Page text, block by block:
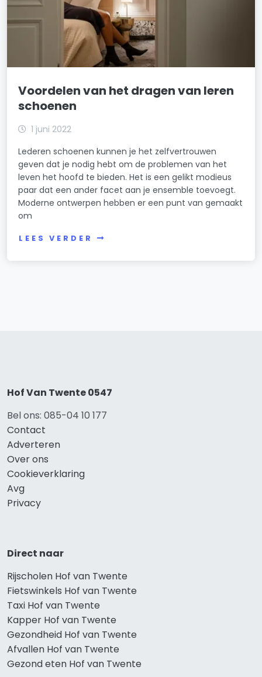
Voordelen van het dragen van leren
schoenen
1 juni 2022
Lederen schoenen kunnen je het zelfvertrouwen
geven dat je nodig hebt om de problemen van het
leven het hoofd te bieden. Het is een gelikt modieus
paar dat een ander facet aan je ensemble toevoegt.
Moderne ontwerpen hebben er een punt van gemaakt
om
LEES VERDER
Hof Van Twente 0547
Bel ons: 085-04 10 177
Contact
Adverteren
Over ons
Cookieverklaring
Avg
Privacy
Direct naar
Rijscholen Hof van Twente
Fietswinkels Hof van Twente
Taxi Hof van Twente
Kapper Hof van Twente
Gezondheid Hof van Twente
Afvallen Hof van Twente
Gezond eten Hof van Twente